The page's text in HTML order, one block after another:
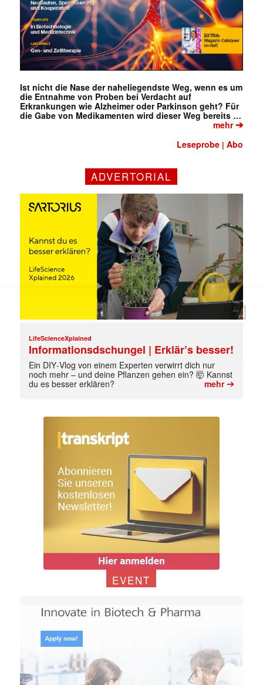
Mit dem |transkript-Newsletter
jede Woche aktuell informiert.
E-
Ist nicht die Nase der naheliegendste Weg, wenn es um
die Entnahme von Proben bei Verdacht auf
Erkrankungen wie Alzheimer oder Parkinson geht? Für
die Gabe von Medikamenten wird dieser Weg bereits …
mehr➔
Leseprobe |Abo
ADVERTORIAL
LifeScienceXplained
Informationsdschungel | Erklär’s besser!
Ein DIY‑Vlog von einem Experten verwirrt dich nur
noch mehr – und deine Pflanzen gehen ein? 🤯 Kannst
du es besser erklären?
mehr➔
EVENT